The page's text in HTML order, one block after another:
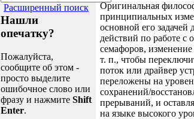
Расширенный поиск
Нашли
опечатку?
Пожалуйста,
сообщите об этом -
просто выделите
ошибочное слово или
фразу и нажмите Shift
Enter.
Оригинальная
принципиальных
основной его
действий по работе с
семафоров, изменение
т. п., чтобы
поток или драйвер
переложены на
сохранений/
прерываний, и
на языке высокого